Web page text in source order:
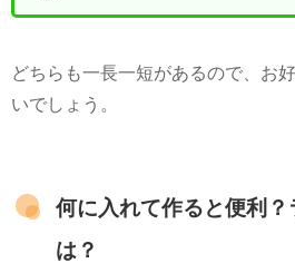
どちらも一長一短があるので、お
いでしょう。
何に入れて作ると便利
は？